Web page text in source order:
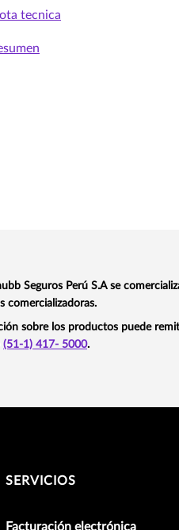
tecnica
Seguros Perú S.A se
comercializadoras.
sobre los productos puede
(51-1) 417- 5000.
SERVICIOS
Facturación electrónica